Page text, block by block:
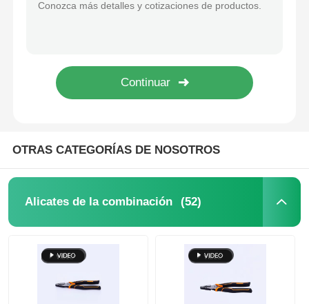
OTRAS CATEGORÍAS DE NOSOTROS
Alicates de la combinación (52)